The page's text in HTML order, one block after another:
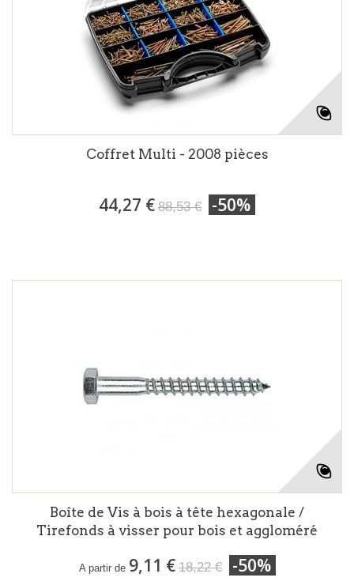
Coffret Multi - 2008 pièces
44,27 € 88,53 € -50%
Boîte de Vis à bois à tête hexagonale /
Tirefonds à visser pour bois et aggloméré
A partir de 9,11 € 18,22 € -50%